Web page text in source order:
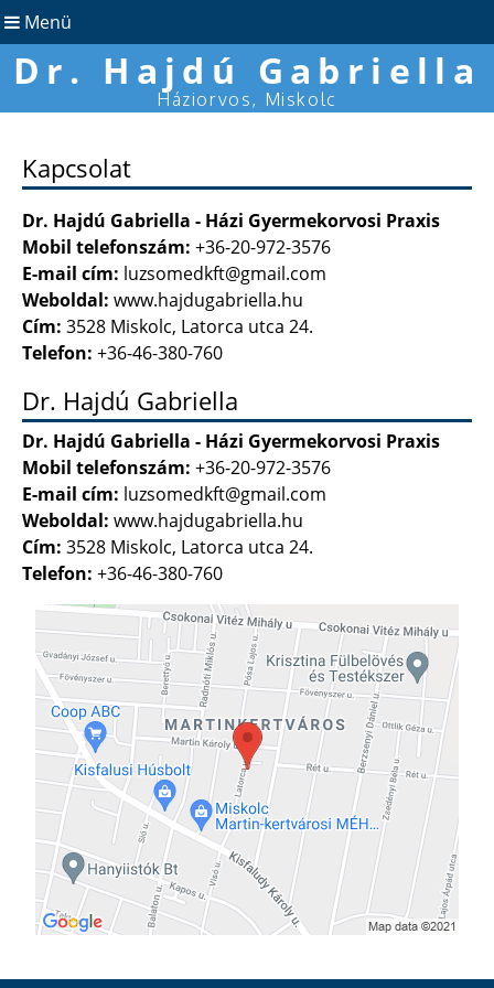
Menü
Dr. Hajdú Gabriella
Háziorvos, Miskolc
Kapcsolat
Dr. Hajdú Gabriella - Házi Gyermekorvosi Praxis
Mobil telefonszám: +36-20-972-3576
E-mail cím: luzsomedkft@gmail.com
Weboldal: www.hajdugabriella.hu
Cím: 3528 Miskolc, Latorca utca 24.
Telefon: +36-46-380-760
Dr. Hajdú Gabriella
Dr. Hajdú Gabriella - Házi Gyermekorvosi Praxis
Mobil telefonszám: +36-20-972-3576
E-mail cím: luzsomedkft@gmail.com
Weboldal: www.hajdugabriella.hu
Cím: 3528 Miskolc, Latorca utca 24.
Telefon: +36-46-380-760